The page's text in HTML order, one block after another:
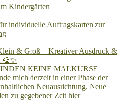
Kindergärten
individuelle Auftragskarten zur
& Groß – Kreativer Ausdruck &
🎨✨
KEINE MALKURSE
mich derzeit in einer Phase der
Neuausrichtung. Neue
zu gegebener Zeit hier